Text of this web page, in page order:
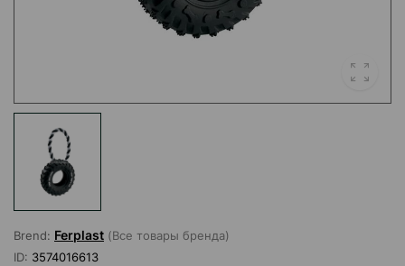
Brend: Ferplast (Все товары бренда)
ID: 3574016613